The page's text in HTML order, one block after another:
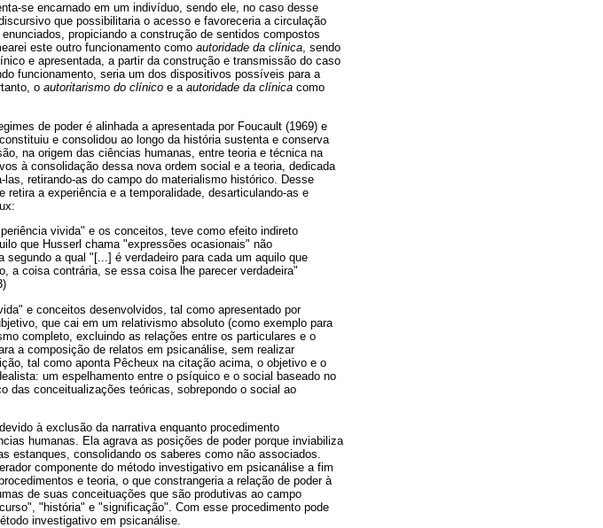
se encarnado em um indivíduo, sendo ele, no caso desse
que possibilitaria o acesso e favoreceria a circulação
propiciando a construção de sentidos compostos
este outro funcionamento como autoridade da clínica, sendo
e apresentada, a partir da construção e transmissão do caso
funcionamento, seria um dos dispositivos possíveis para a
o autoritarismo do clínico e a autoridade da clínica como
de poder é alinhada a apresentada por Foucault (1969) e
e consolidou ao longo da história sustenta e conserva
na origem das ciências humanas, entre teoria e técnica na
à consolidação dessa nova ordem social e a teoria, dedicada
retirando-as do campo do materialismo histórico. Desse
a experiência e a temporalidade, desarticulando-as e
vivida" e os conceitos, teve como efeito indireto
que Husserl chama "expressões ocasionais" não
a qual "[...] é verdadeiro para cada um aquilo que
a coisa contrária, se essa coisa lhe parecer verdadeira"
e conceitos desenvolvidos, tal como apresentado por
que cai em um relativismo absoluto (como exemplo para
completo, excluindo as relações entre os particulares e o
a composição de relatos em psicanálise, sem realizar
tal como aponta Pêcheux na citação acima, o objetivo e o
um espelhamento entre o psíquico e o social baseado no
das conceitualizações teóricas, sobrepondo o social ao
à exclusão da narrativa enquanto procedimento
humanas. Ela agrava as posições de poder porque inviabiliza
estanques, consolidando os saberes como não associados.
componente do método investigativo em psicanálise a fim
e teoria, o que constrangeria a relação de poder à
de suas conceituações que são produtivas ao campo
"história" e "significação". Com esse procedimento pode
investigativo em psicanálise.